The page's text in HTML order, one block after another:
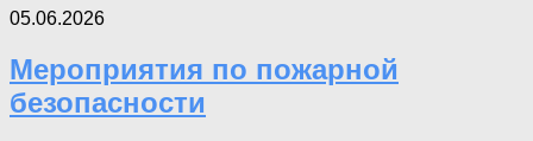
05.06.2026
Мероприятия по пожарной
безопасности